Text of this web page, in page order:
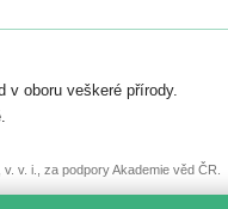
nebo
v oboru veškeré přírody.
v. i., za podpory Akademie věd ČR.